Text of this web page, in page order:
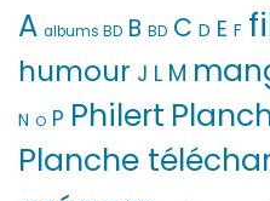
A albums BD B BD C D E F
humour J L M
N O P Philert
Planche